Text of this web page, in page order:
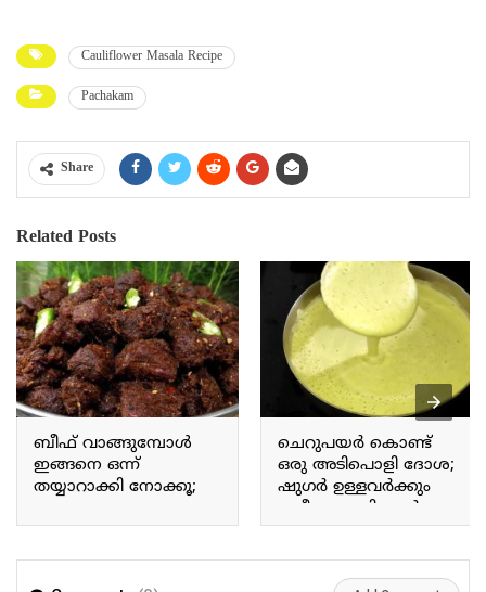
Cauliflower Masala Recipe
Pachakam
Share
Related Posts
ബീഫ് വാങ്ങുമ്പോൾ
ഇങ്ങനെ ഒന്ന്
തയ്യാറാക്കി നോക്കൂ;
കേടുകൂടാതെ
ചെറുപയർ കൊണ്ട്
ഒരു അടിപൊളി ദോശ;
ഷുഗർ ഉള്ളവർക്കും
ശരീരം മെലിയാൻ
ആഗ്രഹിക്കുന്നവർക്കും
Cherupayar dosa recipe